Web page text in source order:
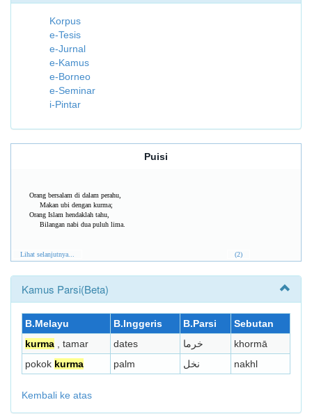
Korpus
e-Tesis
e-Jurnal
e-Kamus
e-Borneo
e-Seminar
i-Pintar
Puisi
Orang bersalam di dalam perahu,
Makan ubi dengan kurma;
Orang Islam hendaklah tahu,
Bilangan nabi dua puluh lima.
Lihat selanjutnya... (2)
Kamus Parsi(Beta)
B.Melayu B.Inggeris B.Parsi
Sebutan
kurma , tamar dates خرما
khormā
pokok kurma palm نخل nakhl
Kembali ke atas